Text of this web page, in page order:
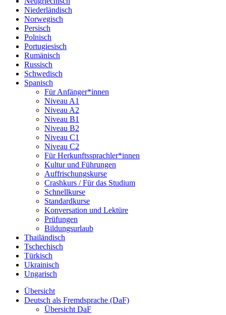
Niederländisch
Norwegisch
Persisch
Polnisch
Portugiesisch
Rumänisch
Russisch
Schwedisch
Spanisch
Für Anfänger*innen
Niveau A1
Niveau A2
Niveau B1
Niveau B2
Niveau C1
Niveau C2
Für Herkunftssprachler*innen
Kultur und Führungen
Auffrischungskurse
Crashkurs / Für das Studium
Schnellkurse
Standardkurse
Konversation und Lektüre
Prüfungen
Bildungsurlaub
Thailändisch
Tschechisch
Türkisch
Ukrainisch
Ungarisch
Übersicht
Deutsch als Fremdsprache (DaF)
Übersicht DaF